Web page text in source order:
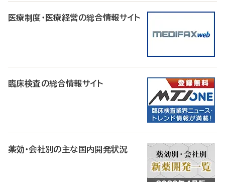
医療制度・医療経営の総合情報サイト
臨床検査の総合情報サイト
薬効・会社別の主な国内開発状況